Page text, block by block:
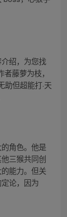
绍，为您找
藤萝为枝，
助但超能打·天
角色。他是
三猴共同创
能力。但关
论，因为